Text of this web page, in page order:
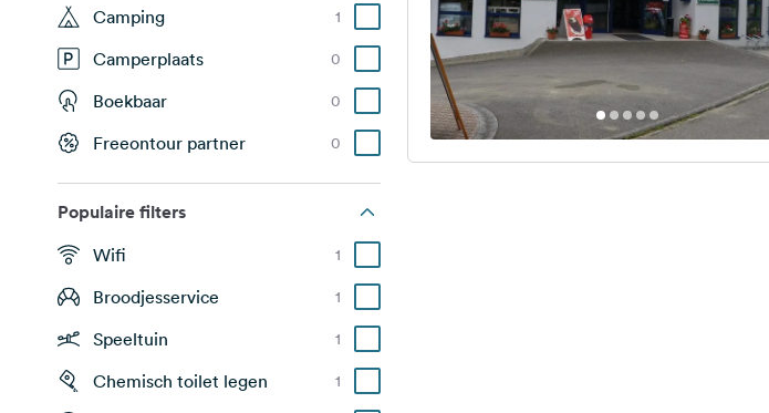
Camping 1
Camperplaats 0
Boekbaar 0
Freeontour partner 0
Populaire filters
Wifi 1
Broodjesservice 1
Speeltuin 1
Chemisch toilet legen 1